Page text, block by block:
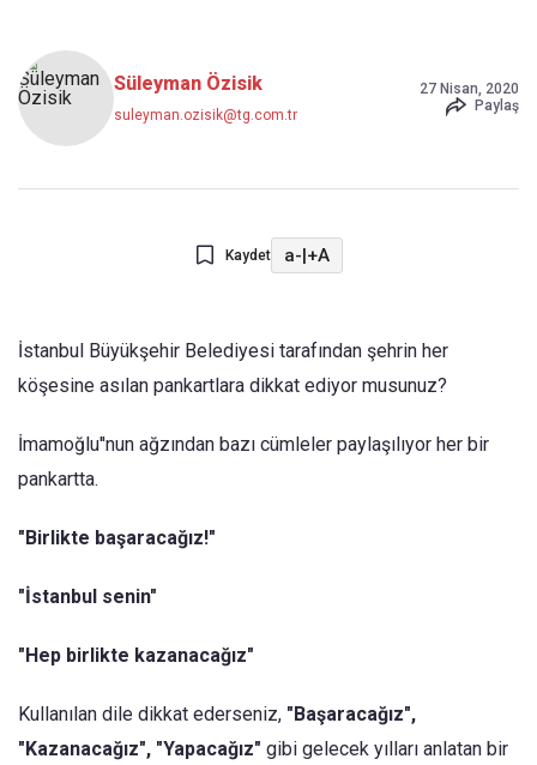
Süleyman Özisik
suleyman.ozisik@tg.com.tr
27 Nisan, 2020
Paylaş
Kaydet a-|+A
İstanbul Büyükşehir Belediyesi tarafından şehrin her
köşesine asılan pankartlara dikkat ediyor musunuz?
İmamoğlu''nun ağzından bazı cümleler paylaşılıyor her bir
pankartta.
"Birlikte başaracağız!"
"İstanbul senin"
"Hep birlikte kazanacağız"
Kullanılan dile dikkat ederseniz, "Başaracağız",
"Kazanacağız", "Yapacağız" gibi gelecek yılları anlatan bir